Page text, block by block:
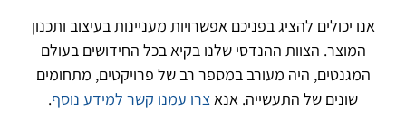
אנו יכולים להציג בפניכם אפשרויות מעניינות בעיצוב ותכנון
המוצר. הצוות ההנדסי שלנו בקיא בכל החידושים בעולם
המגנטים, היה מעורב במספר רב של פרויקטים, מתחומים
שונים של התעשייה. אנאצרו עמנו קשר למידע נוסף.